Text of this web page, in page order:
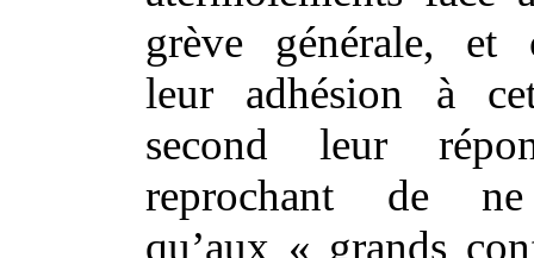
grève générale, et
leur adhésion à
second leur
reprochant de ne
qu’aux « grands